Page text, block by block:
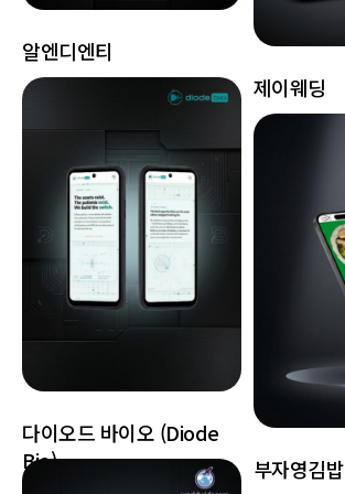
알엔디엔티
제이웨딩
다이오드 바이오 (Diode
Bio)
부자영김밥